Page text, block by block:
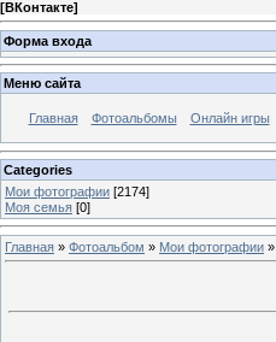
[ВКонтакте]
Форма входа
Меню сайта
Главная Фотоальбомы Онлайн игры
Categories
Мои фотографии [2174]
Моя семья [0]
Главная » Фотоальбом » Мои фотографии